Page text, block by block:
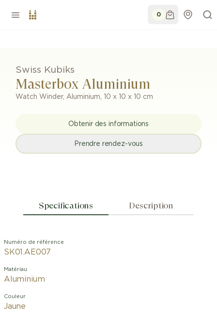
0
Swiss Kubiks
Masterbox Aluminium
Watch Winder, Aluminium, 10 x 10 x 10 cm
Obtenir des informations
Prendre rendez-vous
Specifications Description
Numéro de référence
SK01.AE007
Matériau
Aluminium
Couleur
Jaune